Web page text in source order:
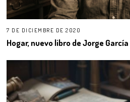
7 DE DICIEMBRE DE 2020
Hogar, nuevo libro de Jorge